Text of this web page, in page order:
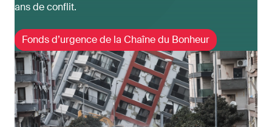
ans de conflit.
Fonds d’urgence de la Chaîne du Bonheur